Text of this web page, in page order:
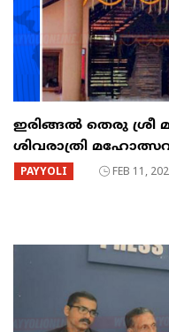
ഇരിങ്ങൽ തെരു ശ്രീ
ശിവരാത്രി
PAYYOLI FEB 11,